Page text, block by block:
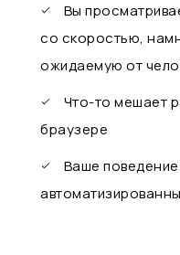
Вы
со скоростью,
ожидаемую от
Что-то мешает
браузере
Ваше